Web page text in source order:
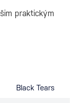
praktickým
Black Tears